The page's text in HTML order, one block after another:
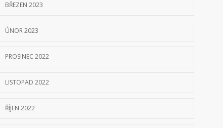
BŘEZEN 2023
ÚNOR 2023
PROSINEC 2022
LISTOPAD 2022
ŘÍJEN 2022